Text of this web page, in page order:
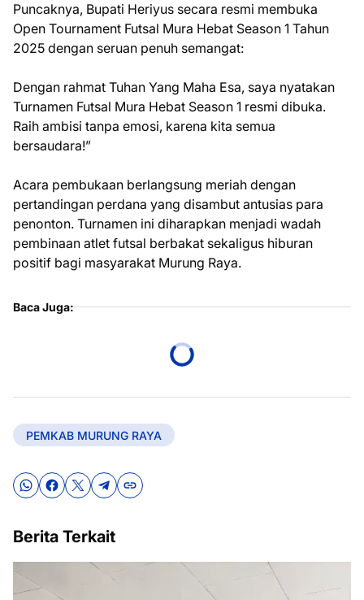
Puncaknya, Bupati Heriyus secara resmi membuka
Open Tournament Futsal Mura Hebat Season 1 Tahun
2025 dengan seruan penuh semangat:
Dengan rahmat Tuhan Yang Maha Esa, saya nyatakan
Turnamen Futsal Mura Hebat Season 1 resmi dibuka.
Raih ambisi tanpa emosi, karena kita semua
bersaudara!”
Acara pembukaan berlangsung meriah dengan
pertandingan perdana yang disambut antusias para
penonton. Turnamen ini diharapkan menjadi wadah
pembinaan atlet futsal berbakat sekaligus hiburan
positif bagi masyarakat Murung Raya.
Baca Juga:
PEMKAB MURUNG RAYA
Berita Terkait